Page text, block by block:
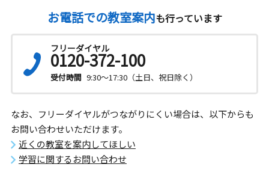
お電話での教室案内も行っています
フリーダイヤル
0120-372-100
受付時間 9:30～17:30（土日、祝日除く）
なお、フリーダイヤルがつながりにくい場合は、以下からも
お問い合わせいただけます。
近くの教室を案内してほしい
学習に関するお問い合わせ